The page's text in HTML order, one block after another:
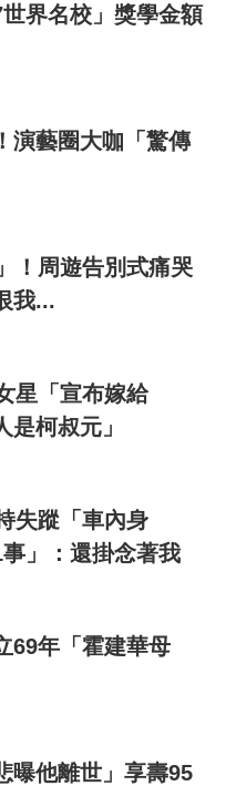
界名校」獎學金額
演藝圈大咖「驚傳
！周遊告別式痛哭
我...
星「宣布嫁給
柯叔元」
失蹤「車內身
」：還掛念著我
69年「霍建華母
曝他離世」享壽95